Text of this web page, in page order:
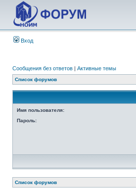
Вход
Сообщения без ответов | Активные темы
Список форумов
Имя пользователя:
Пароль:
Список форумов